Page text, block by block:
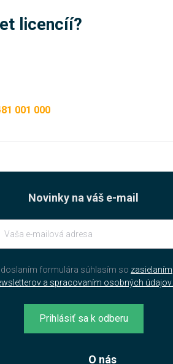
licencíí?
001 000
Novinky na váš e-mail
formulára súhlasím so zasielaním
a spracovaním osobných údajov.
Prihlásiť sa k odberu
O nás